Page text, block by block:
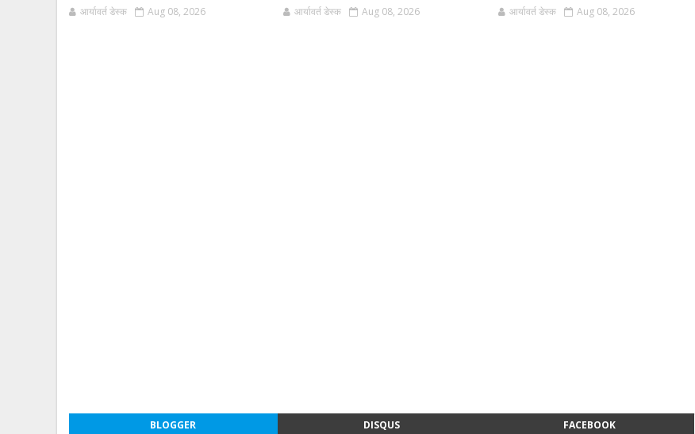
आर्यावर्त डेस्क Aug 08, 2026 आर्यावर्त डेस्क Aug 08, 2026 आर्यावर्त डेस्क Aug 08, 2026
BLOGGER DISQUS FACEBOOK